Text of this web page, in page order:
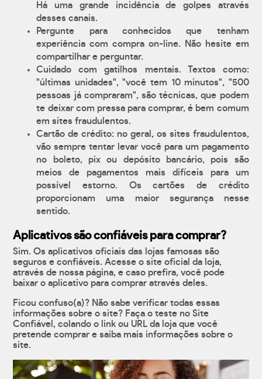
Há uma grande incidência de golpes através
desses canais.
Pergunte para conhecidos que tenham
experiência com compra on-line. Não hesite em
compartilhar e perguntar.
Cuidado com gatilhos mentais. Textos como:
"últimas unidades", "você tem 10 minutos", "500
pessoas já compraram", são técnicas, que podem
te deixar com pressa para comprar, é bem comum
em sites fraudulentos.
Cartão de crédito: no geral, os sites fraudulentos,
vão sempre tentar levar você para um pagamento
no boleto, pix ou depósito bancário, pois são
meios de pagamentos mais difíceis para um
possível estorno. Os cartões de crédito
proporcionam uma maior segurança nesse
sentido.
Aplicativos são confiáveis para comprar?
Sim. Os aplicativos oficiais das lojas famosas são
seguros e confiáveis. Acesse o site oficial da loja,
através de nossa página, e caso prefira, você pode
baixar o aplicativo para comprar através deles.
Ficou confuso(a)? Não sabe verificar todas essas
informações sobre o site? Faça o teste no Site
Confiável, colando o link ou URL da loja que você
pretende comprar e saiba mais informações sobre o
site.